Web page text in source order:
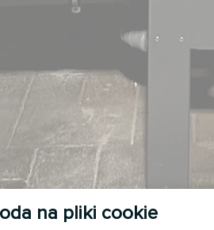
na pliki cookie